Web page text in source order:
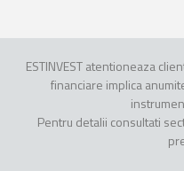
ESTINVEST atentioneaza
financiare implica
Pentru detalii consultati